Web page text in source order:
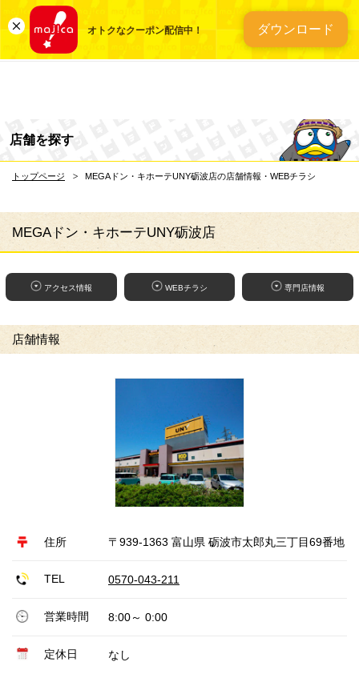
オトクなクーポン配信中！ ダウンロード
総合ディスカウント
店舗を探す
トップページ MEGAドン・キホーテUNY砺波店の店舗情報・WEBチラシ
MEGAドン・キホーテUNY砺波店
アクセス情報 WEBチラシ 専門店情報
店舗情報
住所 〒939-1363 富山県 砺波市太郎丸三丁目69番地
TEL 0570-043-211
営業時間 8:00～ 0:00
定休日 なし